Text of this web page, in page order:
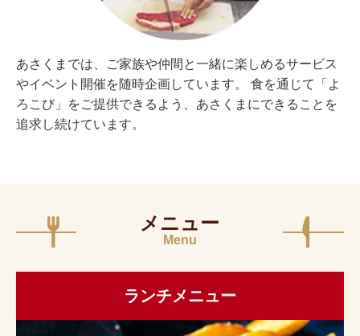
あさくまでは、ご家族や仲間と一緒に楽しめるサービス
やイベント開催を随時企画しています。 食を通じて「よ
ろこび」をご提供できるよう、あさくまにできることを
追求し続けています。
メニュー
Menu
ランチメニュー